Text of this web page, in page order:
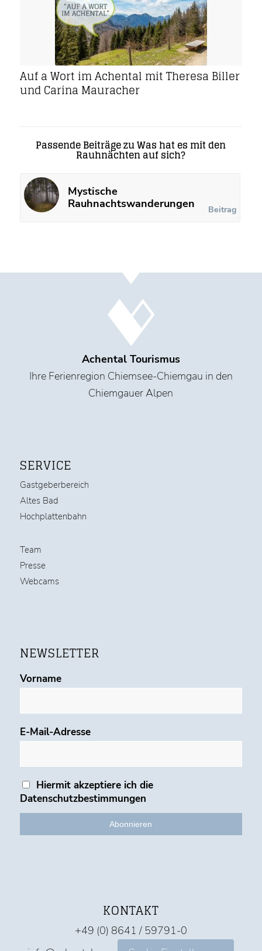
Auf a Wort im Achental mit Theresa Biller
und Carina Mauracher
Passende Beiträge zu Was hat es mit den
Rauhnächten auf sich?
Mystische
Rauhnachtswanderungen
Beitrag
Achental Tourismus
Ihre Ferienregion Chiemsee-Chiemgau in den
Chiemgauer Alpen
SERVICE
Gastgeberbereich
Altes Bad
Hochplattenbahn
Team
Presse
Webcams
NEWSLETTER
Vorname
E-Mail-Adresse
Hiermit akzeptiere ich die
Datenschutzbestimmungen
KONTAKT
+49 (0) 8641 / 59791-0